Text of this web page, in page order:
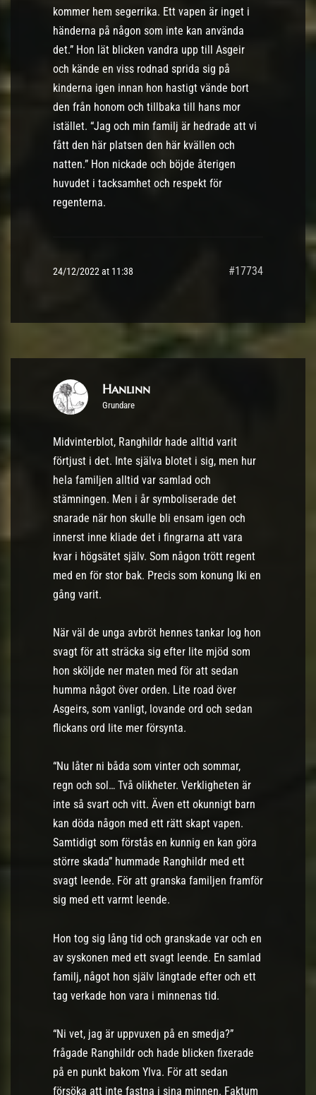
kommer hem segerrika. Ett vapen är inget i
händerna på någon som inte kan använda
det.” Hon lät blicken vandra upp till Asgeir
och kände en viss rodnad sprida sig på
kinderna igen innan hon hastigt vände bort
den från honom och tillbaka till hans mor
istället. “Jag och min familj är hedrade att vi
fått den här platsen den här kvällen och
natten.” Hon nickade och böjde återigen
huvudet i tacksamhet och respekt för
regenterna.
24/12/2022 at 11:38 #17734
Hanlinn
Grundare
Midvinterblot, Ranghildr hade alltid varit
förtjust i det. Inte själva blotet i sig, men hur
hela familjen alltid var samlad och
stämningen. Men i år symboliserade det
snarade när hon skulle bli ensam igen och
innerst inne kliade det i fingrarna att vara
kvar i högsätet själv. Som någon trött regent
med en för stor bak. Precis som konung Iki en
gång varit.
När väl de unga avbröt hennes tankar log hon
svagt för att sträcka sig efter lite mjöd som
hon sköljde ner maten med för att sedan
humma något över orden. Lite road över
Asgeirs, som vanligt, lovande ord och sedan
flickans ord lite mer försynta.
“Nu låter ni båda som vinter och sommar,
regn och sol… Två olikheter. Verkligheten är
inte så svart och vitt. Även ett okunnigt barn
kan döda någon med ett rätt skapt vapen.
Samtidigt som förstås en kunnig en kan göra
större skada” hummade Ranghildr med ett
svagt leende. För att granska familjen framför
sig med ett varmt leende.
Hon tog sig lång tid och granskade var och en
av syskonen med ett svagt leende. En samlad
familj, något hon själv längtade efter och ett
tag verkade hon vara i minnenas tid.
“Ni vet, jag är uppvuxen på en smedja?”
frågade Ranghildr och hade blicken fixerade
på en punkt bakom Ylva. För att sedan
försöka att inte fastna i sina minnen. Faktum